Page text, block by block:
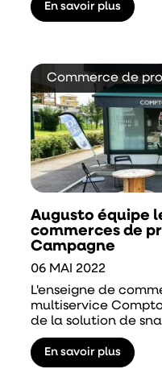
En savoir plus
Commerce de
Augusto équipe
commerces de
Campagne
06 MAI 2022
L'enseigne de
multiservice
de la solution de
En savoir plus